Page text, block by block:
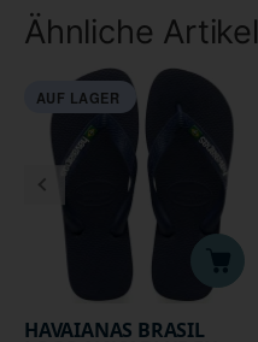
Ähnliche Artikel
AUF LAGER
HAVAIANAS BRASIL